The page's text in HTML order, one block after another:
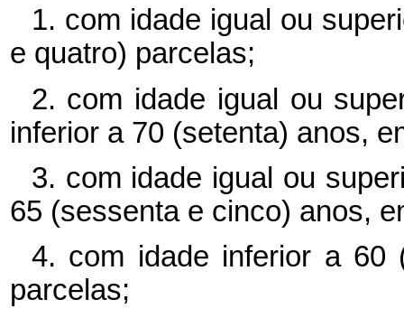
1. com idade igual ou
e quatro) parcelas;
2. com idade igual ou
inferior a 70 (setenta) anos,
3. com idade igual ou
65 (sessenta e cinco) anos,
4. com idade inferior a 60
parcelas;